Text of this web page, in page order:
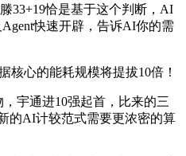
33+19恰是基于这个判断，AI
快速开辟，告诉AI你的需
心的能耗规模将提拔10倍！
宇通进10强起首，比来的三
的AI计较范式需要更浓密的算